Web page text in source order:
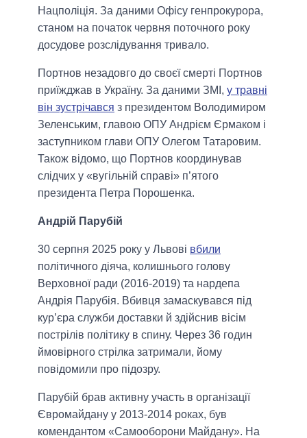
Нацполіція. За даними Офісу генпрокурора,
станом на початок червня поточного року
досудове розслідування тривало.
Портнов незадовго до своєї смерті Портнов
приїжджав в Україну. За даними ЗМІ, у травні
він зустрічався з президентом Володимиром
Зеленським, главою ОПУ Андрієм Єрмаком і
заступником глави ОПУ Олегом Татаровим.
Також відомо, що Портнов координував
слідчих у «вугільній справі» п’ятого
президента Петра Порошенка.
Андрій Парубій
30 серпня 2025 року у Львові вбили
політичного діяча, колишнього голову
Верховної ради (2016-2019) та нардепа
Андрія Парубія. Вбивця замаскувався під
кур’єра служби доставки й здійснив вісім
пострілів політику в спину. Через 36 годин
ймовірного стрілка затримали, йому
повідомили про підозру.
Парубій брав активну участь в організації
Євромайдану у 2013-2014 роках, був
комендантом «Самооборони Майдану». На